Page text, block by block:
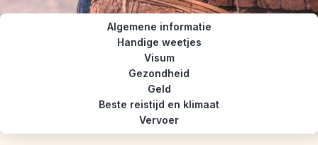
Algemene informatie
Handige weetjes
Visum
Gezondheid
Geld
Beste reistijd en klimaat
Vervoer